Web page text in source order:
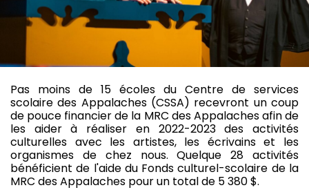
Pas moins de 15 écoles du Centre de services
scolaire des Appalaches (CSSA) recevront un coup
de pouce financier de la MRC des Appalaches afin de
les aider à réaliser en 2022-2023 des activités
culturelles avec les artistes, les écrivains et les
organismes de chez nous. Quelque 28 activités
bénéficient de l'aide du Fonds culturel-scolaire de la
MRC des Appalaches pour un total de 5 380 $.